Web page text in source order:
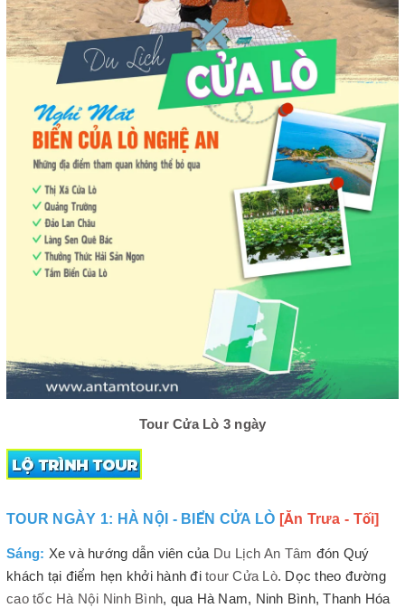
Tour Cửa Lò 3 ngày
TOUR NGÀY 1: HÀ NỘI - BIỂN CỬA LÒ [Ăn Trưa - Tối]
Sáng: Xe và hướng dẫn viên của Du Lịch An Tâm đón Quý
khách tại điểm hẹn khởi hành đi tour Cửa Lò. Dọc theo đường
cao tốc Hà Nội Ninh Bình, qua Hà Nam, Ninh Bình, Thanh Hóa